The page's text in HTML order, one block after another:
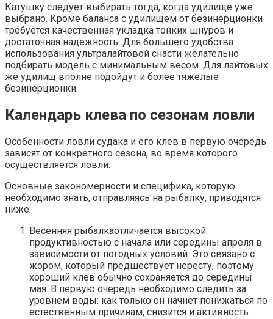
Катушку следует выбирать тогда, когда удилище уже
выбрано. Кроме баланса с удилищем от безинерционки
требуется качественная укладка тонких шнуров и
достаточная надежность. Для большего удобства
использования ультралайтовой снасти желательно
подбирать модель с минимальным весом. Для лайтовых
же удилищ вполне подойдут и более тяжелые
безинерционки.
Календарь клева по сезонам ловли
Особенности ловли судака и его клев в первую очередь
зависят от конкретного сезона, во время которого
осуществляется ловли.
Основные закономерности и специфика, которую
необходимо знать, отправляясь на рыбалку, приводятся
ниже:
Весенняя рыбалкаотличается высокой
продуктивностью с начала или середины апреля в
зависимости от погодных условий. Это связано с
жором, который предшествует нересту, поэтому
хороший клев обычно сохраняется до середины
мая. В первую очередь необходимо следить за
уровнем воды: как только он начнет понижаться по
естественным причинам, снизится и активность